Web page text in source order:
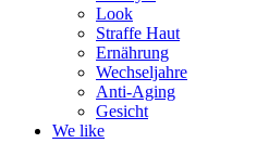
Look
Straffe Haut
Ernährung
Wechseljahre
Anti-Aging
Gesicht
We like